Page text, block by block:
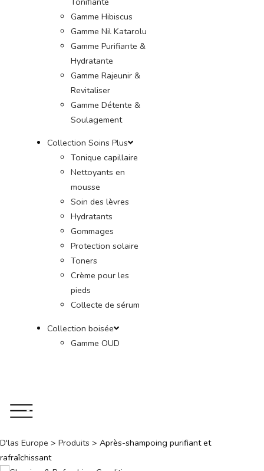
Gamme Hibiscus
Gamme Nil Katarolu
Gamme Purifiante &
Hydratante
Gamme Rajeunir &
Revitaliser
Gamme Détente &
Soulagement
Collection Soins Plus
Tonique capillaire
Nettoyants en
mousse
Soin des lèvres
Hydratants
Gommages
Protection solaire
Toners
Crème pour les
pieds
Collecte de sérum
Collection boisée
Gamme OUD
D'las Europe > Produits > Après-shampoing purifiant et
rafraîchissant